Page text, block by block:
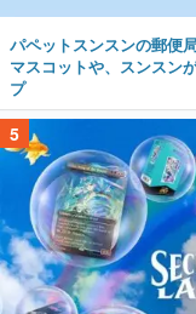
パペットスンスンの郵便
マスコットや、スンスン
プ
5